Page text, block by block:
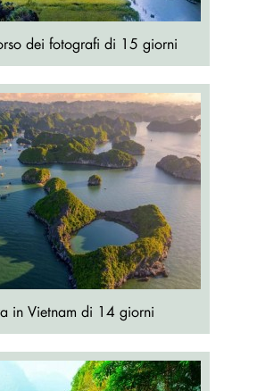
dei fotografi di 15 giorni
in Vietnam di 14 giorni